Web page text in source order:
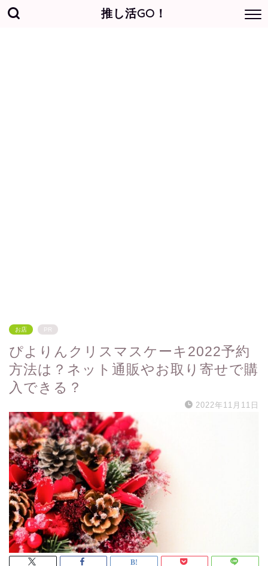
推し活GO！
お店 PR
ぴよりんクリスマスケーキ2022予約
方法は？ネット通販やお取り寄せで購
入できる？
2022年11月11日